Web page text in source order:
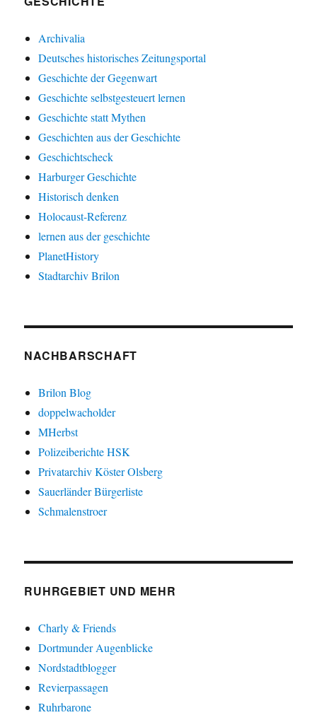
Archivalia
Deutsches historisches Zeitungsportal
Geschichte der Gegenwart
Geschichte selbstgesteuert lernen
Geschichte statt Mythen
Geschichten aus der Geschichte
Geschichtscheck
Harburger Geschichte
Historisch denken
Holocaust-Referenz
lernen aus der geschichte
PlanetHistory
Stadtarchiv Brilon
NACHBARSCHAFT
Brilon Blog
doppelwacholder
MHerbst
Polizeiberichte HSK
Privatarchiv Köster Olsberg
Sauerländer Bürgerliste
Schmalenstroer
RUHRGEBIET UND MEHR
Charly & Friends
Dortmunder Augenblicke
Nordstadtblogger
Revierpassagen
Ruhrbarone